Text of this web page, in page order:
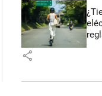
share